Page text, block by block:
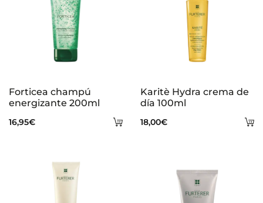
Añadir
Forticea champú
energizante 200ml
16,95€
Karitè Hydra crema de
día 100ml
18,00€